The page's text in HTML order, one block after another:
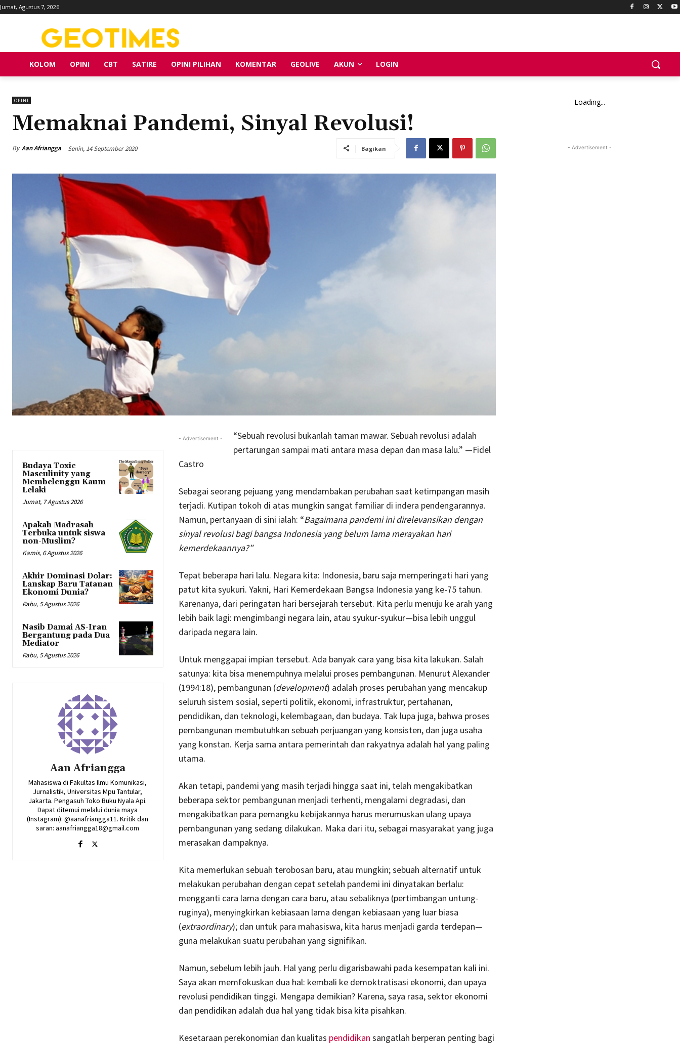
Jumat, Agustus 7, 2026
KOLOM OPINI CBT SATIRE OPINI PILIHAN KOMENTAR GEOLIVE AKUN LOGIN
OPINI
Memaknai Pandemi, Sinyal Revolusi!
By Aan Afriangga Senin, 14 September 2020 Bagikan
Budaya Toxic
Masculinity yang
Membelenggu Kaum
Lelaki
Jumat, 7 Agustus 2026
Apakah Madrasah
Terbuka untuk siswa
non-Muslim?
Kamis, 6 Agustus 2026
Akhir Dominasi Dolar:
Lanskap Baru Tatanan
Ekonomi Dunia?
Rabu, 5 Agustus 2026
Nasib Damai AS-Iran
Bergantung pada Dua
Mediator
Rabu, 5 Agustus 2026
Aan Afriangga
Mahasiswa di Fakultas Ilmu Komunikasi,
Jurnalistik, Universitas Mpu Tantular,
Jakarta. Pengasuh Toko Buku Nyala Api.
Dapat ditemui melalui dunia maya
(Instagram): @aanafriangga11. Kritik dan
saran: aanafriangga18@gmail.com
- Advertisement -
“Sebuah revolusi bukanlah taman mawar. Sebuah revolusi adalah
pertarungan sampai mati antara masa depan dan masa lalu.” —Fidel
Castro
Sebagai seorang pejuang yang mendambakan perubahan saat ketimpangan masih
terjadi. Kutipan tokoh di atas mungkin sangat familiar di indera pendengarannya.
Namun, pertanyaan di sini ialah: “Bagaimana pandemi ini direlevansikan dengan
sinyal revolusi bagi bangsa Indonesia yang belum lama merayakan hari
kemerdekaannya?”
Tepat beberapa hari lalu. Negara kita: Indonesia, baru saja memperingati hari yang
patut kita syukuri. Yakni, Hari Kemerdekaan Bangsa Indonesia yang ke-75 tahun.
Karenanya, dari peringatan hari bersejarah tersebut. Kita perlu menuju ke arah yang
lebih baik lagi: mengimbangi negara lain, atau syukur-syukur—bisa lebih unggul
daripada negara lain.
Untuk menggapai impian tersebut. Ada banyak cara yang bisa kita lakukan. Salah
satunya: kita bisa menempuhnya melalui proses pembangunan. Menurut Alexander
(1994:18), pembangunan (development) adalah proses perubahan yang mencakup
seluruh sistem sosial, seperti politik, ekonomi, infrastruktur, pertahanan,
pendidikan, dan teknologi, kelembagaan, dan budaya. Tak lupa juga, bahwa proses
pembangunan membutuhkan sebuah perjuangan yang konsisten, dan juga usaha
yang konstan. Kerja sama antara pemerintah dan rakyatnya adalah hal yang paling
utama.
Akan tetapi, pandemi yang masih terjadi hingga saat ini, telah mengakibatkan
beberapa sektor pembangunan menjadi terhenti, mengalami degradasi, dan
mengakibatkan para pemangku kebijakannya harus merumuskan ulang upaya
pembangunan yang sedang dilakukan. Maka dari itu, sebagai masyarakat yang juga
merasakan dampaknya.
Kita memerlukan sebuah terobosan baru, atau mungkin; sebuah alternatif untuk
melakukan perubahan dengan cepat setelah pandemi ini dinyatakan berlalu:
mengganti cara lama dengan cara baru, atau sebaliknya (pertimbangan untung-
ruginya), menyingkirkan kebiasaan lama dengan kebiasaan yang luar biasa
(extraordinary); dan untuk para mahasiswa, kita harus menjadi garda terdepan—
guna melakukan suatu perubahan yang signifikan.
Namun, sebelum lebih jauh. Hal yang perlu digarisbawahi pada kesempatan kali ini.
Saya akan memfokuskan dua hal: kembali ke demoktratisasi ekonomi, dan upaya
revolusi pendidikan tinggi. Mengapa demikian? Karena, saya rasa, sektor ekonomi
dan pendidikan adalah dua hal yang tidak bisa kita pisahkan.
Kesetaraan perekonomian dan kualitas pendidikan sangatlah berperan penting bagi
Loading...
- Advertisement -